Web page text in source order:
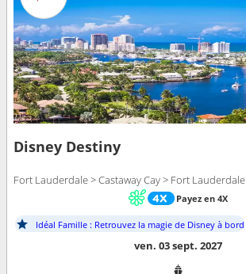
Disney Destiny
Fort Lauderdale > Castaway Cay > Fort Lauderdale
Payez en 4X
Idéal Famille : Retrouvez la magie de Disney à bord
ven. 03 sept. 2027